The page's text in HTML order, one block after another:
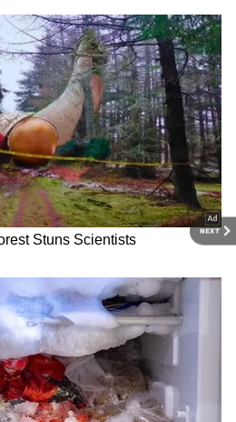
NEXT
நழுவி ஸ்டெம்பில்
அவர் ஹிட் அவுட்
ஐ உங்கள் முதன்மைத்